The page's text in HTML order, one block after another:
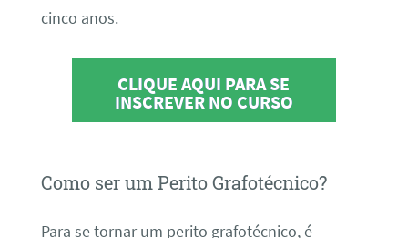
cinco anos.
CLIQUE AQUI PARA SE
INSCREVER NO CURSO
Como ser um Perito Grafotécnico?
Para se tornar um perito grafotécnico, é